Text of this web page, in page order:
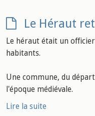
Le Héraut
Le héraut était un
habitants.
Une commune, du
l'époque médiévale.
Lire la suite